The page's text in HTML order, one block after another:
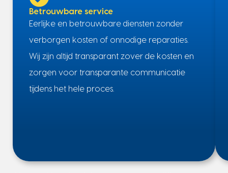
Betrouwbare service
Eerlijke en betrouwbare diensten zonder
verborgen kosten of onnodige reparaties.
Wij zijn altijd transparant zover de kosten en
zorgen voor transparante communicatie
tijdens het hele proces.